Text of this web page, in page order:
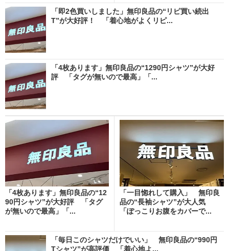
「即2色買いしました」無印良品の“リピ買い続出
T”が大好評！ 「着心地がよくリピ...
「4枚あります」無印良品の“1290円シャツ”が大好
評 「タグが無いので最高」「...
「4枚あります」無印良品の“12
90円シャツ”が大好評 「タグ
が無いので最高」「...
「一目惚れして購入」 無印良
品の“長袖シャツ”が大人気
「ぽっこりお腹をカバーで...
「毎日このシャツだけでいい」 無印良品の“990円
Tシャツ”が高評価 「着心地よ...